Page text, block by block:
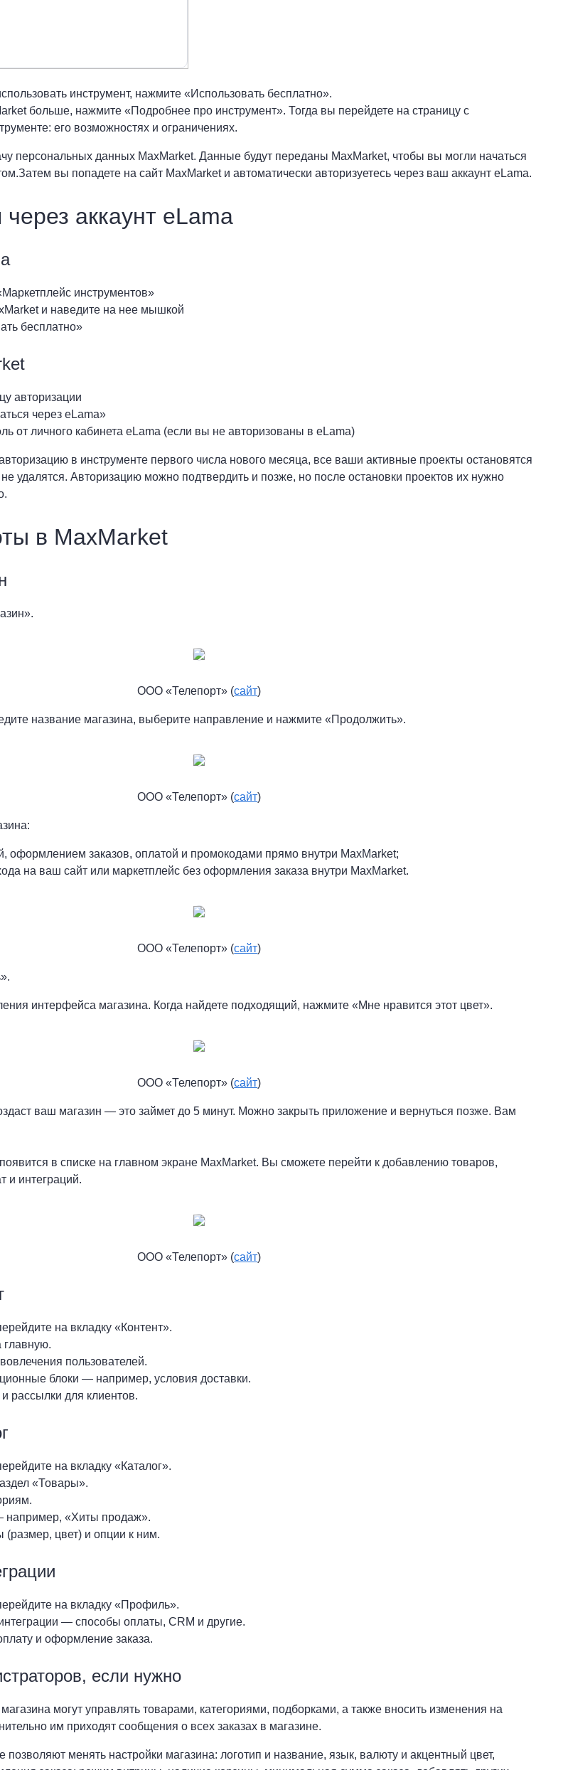
инструмент, нажмите «Использовать бесплатно».
больше, нажмите «Подробнее про инструмент». Тогда вы перейдете на страницу с
его возможностях и ограничениях.
персональных данных MaxMarket. Данные будут переданы MaxMarket, чтобы вы могли начаться
вы попадете на сайт MaxMarket и автоматически авторизуетесь через ваш аккаунт eLama.
аккаунт eLama
инструментов»
и наведите на нее мышкой
бесплатно»
авторизации
через eLama»
от личного кабинета eLama (если вы не авторизованы в eLama)
в инструменте первого числа нового месяца, все ваши активные проекты остановятся
удалятся. Авторизацию можно подтвердить и позже, но после остановки проектов их нужно
в MaxMarket
ООО «Телепорт» (сайт)
название магазина, выберите направление и нажмите «Продолжить».
ООО «Телепорт» (сайт)
оформлением заказов, оплатой и промокодами прямо внутри MaxMarket;
на ваш сайт или маркетплейс без оформления заказа внутри MaxMarket.
ООО «Телепорт» (сайт)
интерфейса магазина. Когда найдете подходящий, нажмите «Мне нравится этот цвет».
ООО «Телепорт» (сайт)
ваш магазин — это займет до 5 минут. Можно закрыть приложение и вернуться позже. Вам
в списке на главном экране MaxMarket. Вы сможете перейти к добавлению товаров,
и интеграций.
ООО «Телепорт» (сайт)
на вкладку «Контент».
главную.
пользователей.
блоки — например, условия доставки.
рассылки для клиентов.
на вкладку «Каталог».
«Товары».
например, «Хиты продаж».
(размер, цвет) и опции к ним.
на вкладку «Профиль».
— способы оплаты, CRM и другие.
и оформление заказа.
если нужно
могут управлять товарами, категориями, подборками, а также вносить изменения на
им приходят сообщения о всех заказах в магазине.
позволяют менять настройки магазина: логотип и название, язык, валюту и акцентный цвет,